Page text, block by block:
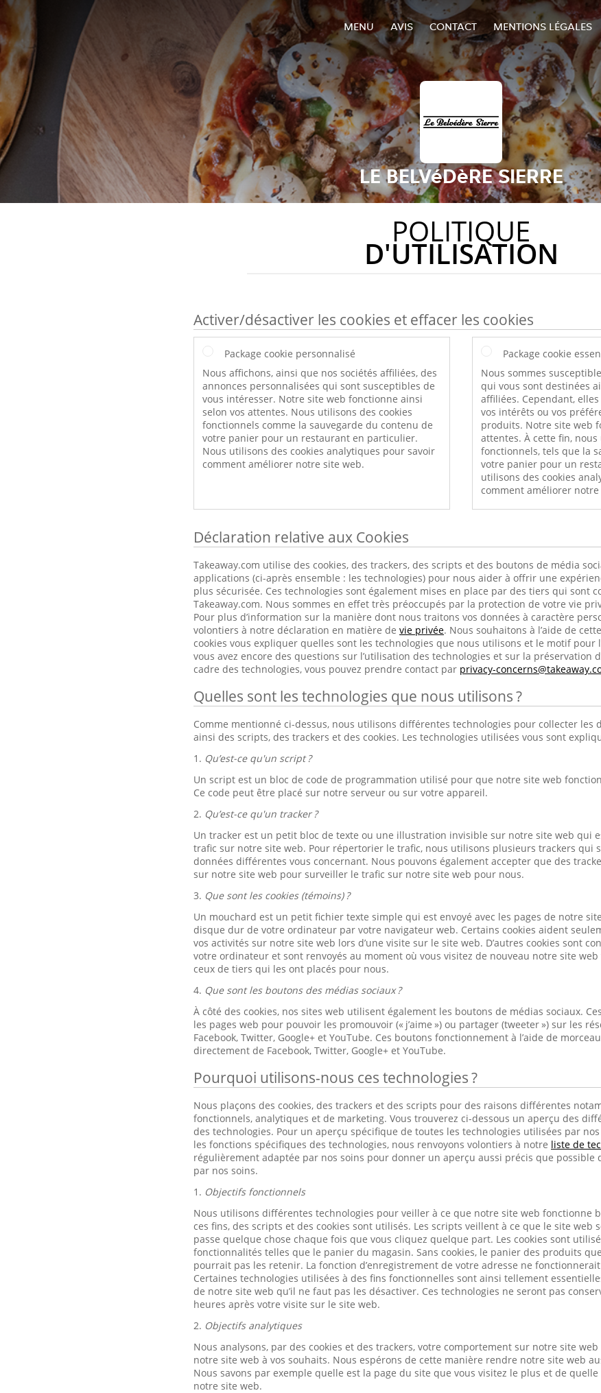
MENU AVIS CONTACT MENTIONS LÉGALES
LE BELVéDèRE SIERRE
POLITIQUE
D'UTILISATION
Activer/désactiver les cookies et effacer les cookies
Package cookie personnalisé
Nous affichons, ainsi que nos sociétés affiliées, des
annonces personnalisées qui sont susceptibles de
vous intéresser. Notre site web fonctionne ainsi
selon vos attentes. Nous utilisons des cookies
fonctionnels comme la sauvegarde du contenu de
votre panier pour un restaurant en particulier.
Nous utilisons des cookies analytiques pour savoir
comment améliorer notre site web.
Package cookie
Nous sommes
qui vous sont destinées
affiliées. Cependant,
vos intérêts ou vos
produits. Notre site web
attentes. À cette fin,
fonctionnels, tels que la
votre panier pour un
utilisons des cookies
comment améliorer notre
Déclaration relative aux Cookies
Takeaway.com utilise des cookies, des trackers, des scripts et des boutons de média
applications (ci-après ensemble : les technologies) pour nous aider à offrir une
plus sécurisée. Ces technologies sont également mises en place par des tiers qui sont
Takeaway.com. Nous sommes en effet très préoccupés par la protection de votre vie
Pour plus d’information sur la manière dont nous traitons vos données à caractère
volontiers à notre déclaration en matière de vie privée. Nous souhaitons à l’aide de
cookies vous expliquer quelles sont les technologies que nous utilisons et le motif pour
vous avez encore des questions sur l’utilisation des technologies et sur la préservation
cadre des technologies, vous pouvez prendre contact par privacy-
Quelles sont les technologies que nous utilisons ?
Comme mentionné ci-dessus, nous utilisons différentes technologies pour collecter les
ainsi des scripts, des trackers et des cookies. Les technologies utilisées vous sont
1. Qu’est-ce qu'un script ?
Un script est un bloc de code de programmation utilisé pour que notre site web
Ce code peut être placé sur notre serveur ou sur votre appareil.
2. Qu’est-ce qu'un tracker ?
Un tracker est un petit bloc de texte ou une illustration invisible sur notre site web qui
trafic sur notre site web. Pour répertorier le trafic, nous utilisons plusieurs trackers qui
données différentes vous concernant. Nous pouvons également accepter que des
sur notre site web pour surveiller le trafic sur notre site web pour nous.
3. Que sont les cookies (témoins) ?
Un mouchard est un petit fichier texte simple qui est envoyé avec les pages de notre
disque dur de votre ordinateur par votre navigateur web. Certains cookies aident
vos activités sur notre site web lors d’une visite sur le site web. D’autres cookies sont
votre ordinateur et sont renvoyés au moment où vous visitez de nouveau notre site web
ceux de tiers qui les ont placés pour nous.
4. Que sont les boutons des médias sociaux ?
À côté des cookies, nos sites web utilisent également les boutons de médias sociaux.
les pages web pour pouvoir les promouvoir (« j’aime ») ou partager (tweeter ») sur les
Facebook, Twitter, Google+ et YouTube. Ces boutons fonctionnement à l’aide de
directement de Facebook, Twitter, Google+ et YouTube.
Pourquoi utilisons-nous ces technologies ?
Nous plaçons des cookies, des trackers et des scripts pour des raisons différentes
fonctionnels, analytiques et de marketing. Vous trouverez ci-dessous un aperçu des
des technologies. Pour un aperçu spécifique de toutes les technologies utilisées par
les fonctions spécifiques des technologies, nous renvoyons volontiers à notre liste de
régulièrement adaptée par nos soins pour donner un aperçu aussi précis que possible
par nos soins.
1. Objectifs fonctionnels
Nous utilisons différentes technologies pour veiller à ce que notre site web fonctionne
ces fins, des scripts et des cookies sont utilisés. Les scripts veillent à ce que le site web
passe quelque chose chaque fois que vous cliquez quelque part. Les cookies sont
fonctionnalités telles que le panier du magasin. Sans cookies, le panier des produits
pourrait pas les retenir. La fonction d’enregistrement de votre adresse ne fonctionnerait
Certaines technologies utilisées à des fins fonctionnelles sont ainsi tellement
de notre site web qu’il ne faut pas les désactiver. Ces technologies ne seront pas
heures après votre visite sur le site web.
2. Objectifs analytiques
Nous analysons, par des cookies et des trackers, votre comportement sur notre site
notre site web à vos souhaits. Nous espérons de cette manière rendre notre site web
Nous savons par exemple quelle est la page du site que vous visitez le plus et de
notre site web.